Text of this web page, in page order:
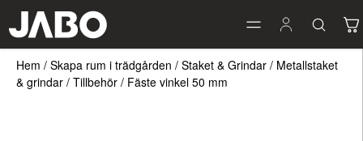
Hem / Skapa rum i trädgården / Staket & Grindar / Metallstaket
& grindar / Tillbehör / Fäste vinkel 50 mm